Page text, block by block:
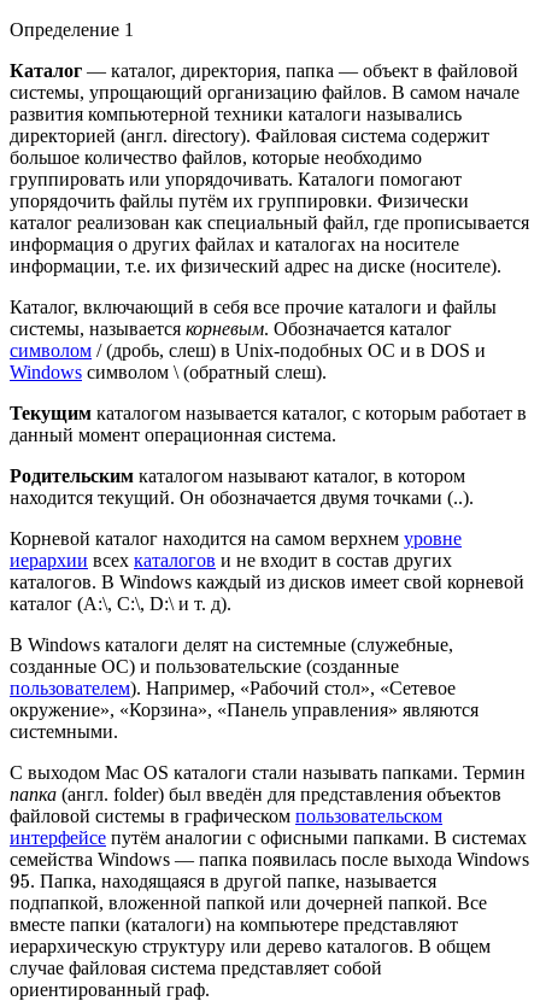
Определение 1
Каталог — каталог, директория, папка — объект в файловой
системы, упрощающий организацию файлов. В самом начале
развития компьютерной техники каталоги назывались
директорией (англ. directory). Файловая система содержит
большое количество файлов, которые необходимо
группировать или упорядочивать. Каталоги помогают
упорядочить файлы путём их группировки. Физически
каталог реализован как специальный файл, где прописывается
информация о других файлах и каталогах на носителе
информации, т.е. их физический адрес на диске (носителе).
Каталог, включающий в себя все прочие каталоги и файлы
системы, называется корневым. Обозначается каталог
символом / (дробь, слеш) в Unix-подобных ОС и в DOS и
Windows символом \ (обратный слеш).
Текущим каталогом называется каталог, с которым работает в
данный момент операционная система.
Родительским каталогом называют каталог, в котором
находится текущий. Он обозначается двумя точками (..).
Корневой каталог находится на самом верхнем уровне
иерархии всех каталогов и не входит в состав других
каталогов. В Windows каждый из дисков имеет свой корневой
каталог (A:\, C:\, D:\ и т. д).
В Windows каталоги делят на системные (служебные,
созданные ОС) и пользовательские (созданные
пользователем). Например, «Рабочий стол», «Сетевое
окружение», «Корзина», «Панель управления» являются
системными.
С выходом Mac OS каталоги стали называть папками. Термин
папка (англ. folder) был введён для представления объектов
файловой системы в графическом пользовательском
интерфейсе путём аналогии с офисными папками. В системах
семейства Windows — папка появилась после выхода Windows
95. Папка, находящаяся в другой папке, называется
подпапкой, вложенной папкой или дочерней папкой. Все
вместе папки (каталоги) на компьютере представляют
иерархическую структуру или дерево каталогов. В общем
случае файловая система представляет собой
ориентированный граф.